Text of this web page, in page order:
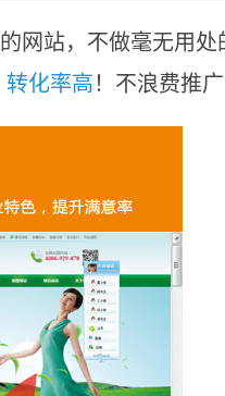
的网站，不做毫无用处
转化率高！不浪费推